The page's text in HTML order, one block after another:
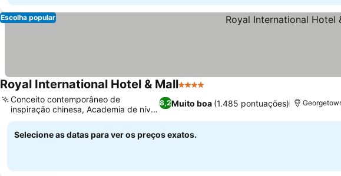
Escolha popular
Royal International Hotel & Mall4 Estrelas
8,2Muito boa (1.485 pontuações)
Conceito contemporâneo de
inspiração chinesa, Academia de nível
internacional
Selecione as datas para ver os preços exatos.